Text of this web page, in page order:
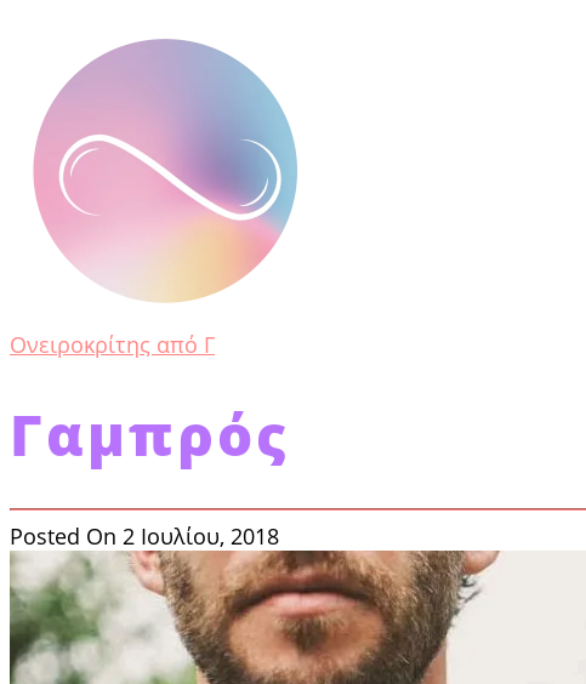
Ονειροκρίτης από Γ
Γαμπρός
Posted On 2 Ιουλίου, 2018